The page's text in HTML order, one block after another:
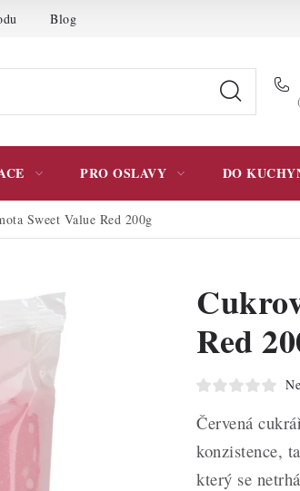
Blog
PRO OSLAVY DO
Sweet Value Red 200g
Red
Červená
konzistence,
který se